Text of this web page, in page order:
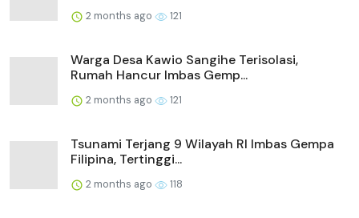
2 months ago 121
Warga Desa Kawio Sangihe Terisolasi,
Rumah Hancur Imbas Gemp...
2 months ago 121
Tsunami Terjang 9 Wilayah RI Imbas Gempa
Filipina, Tertinggi...
2 months ago 118